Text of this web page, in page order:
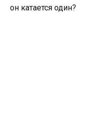
он катается один?